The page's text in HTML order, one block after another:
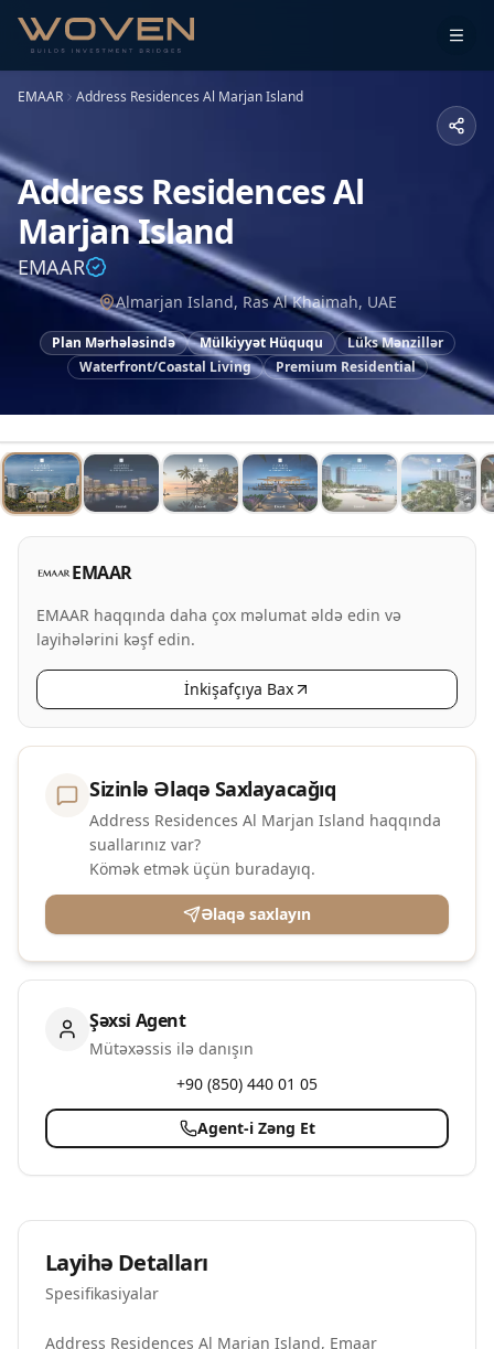
EMAAR Address Residences Al Marjan Island
Address Residences Al
Marjan Island
EMAAR
Almarjan Island, Ras Al Khaimah, UAE
Plan Mərhələsində Mülkiyyət Hüququ
Lüks Mənzillər
Waterfront/Coastal Living
Premium Residential
EMAAR
EMAAR haqqında daha çox məlumat əldə edin və
layihələrini kəşf edin.
İnkişafçıya Bax
Sizinlə Əlaqə Saxlayacağıq
Address Residences Al Marjan Island haqqında
suallarınız var?
Kömək etmək üçün buradayıq.
Əlaqə saxlayın
Şəxsi Agent
Mütəxəssis ilə danışın
+90 (850) 440 01 05
Agent-i Zəng Et
Layihə Detalları
Spesifikasiyalar
Address Residences Al Marjan Island, Emaar